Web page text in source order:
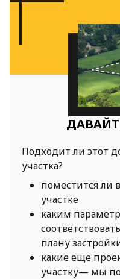
Подходит ли этот
участка?
поместится
участке
каким
плану
какие еще
участку— мы